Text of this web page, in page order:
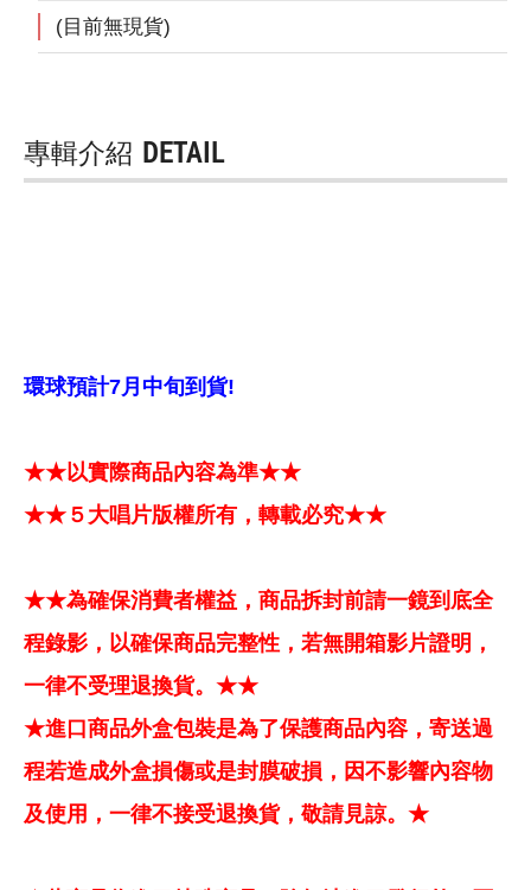
(目前無現貨)
專輯介紹 DETAIL
環球預計7月中旬到貨!
★★以實際商品內容為準★★
★★５大唱片版權所有，轉載必究★★
★★為確保消費者權益，商品拆封前請一鏡到底全
程錄影，以確保商品完整性，若無開箱影片證明，
一律不受理退換貨。★★
★進口商品外盒包裝是為了保護商品內容，寄送過
程若造成外盒損傷或是封膜破損，因不影響內容物
及使用，一律不接受退換貨，敬請見諒。★